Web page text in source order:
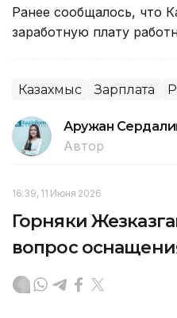
Ранее сообщалось, что
заработную плату
Казахмыс Зарплата
Аружан
Автор
16:39, 11 Июня 2026
Горняки
вопрос